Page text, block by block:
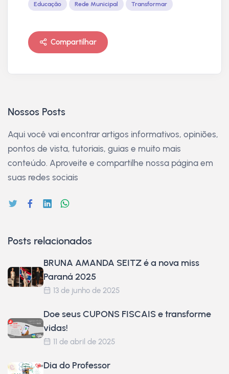
Educação Rede Municipal Transformar
Compartilhar
Nossos Posts
Aqui você vai encontrar artigos informativos, opiniões,
pontos de vista, tutoriais, guias e muito mais
conteúdo. Aproveite e compartilhe nossa página em
suas redes sociais
Posts relacionados
BRUNA AMANDA SEITZ é a nova miss
Paraná 2025
13 de junho de 2025
Doe seus CUPONS FISCAIS e transforme
vidas!
11 de abril de 2025
Dia do Professor